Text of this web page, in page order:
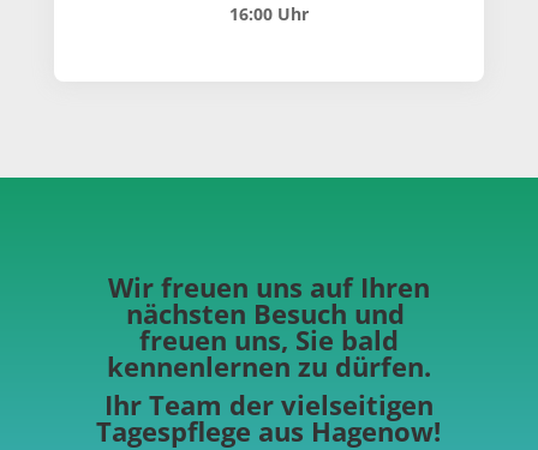
16:00 Uhr
Wir freuen uns auf Ihren
nächsten Besuch und
freuen uns, Sie bald
kennenlernen zu dürfen.
Ihr Team der vielseitigen
Tagespflege aus Hagenow!